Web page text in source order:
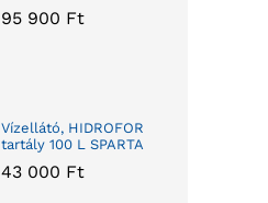
95 900 Ft
Vízellátó, HIDROFOR
tartály 100 L SPARTA
43 000 Ft